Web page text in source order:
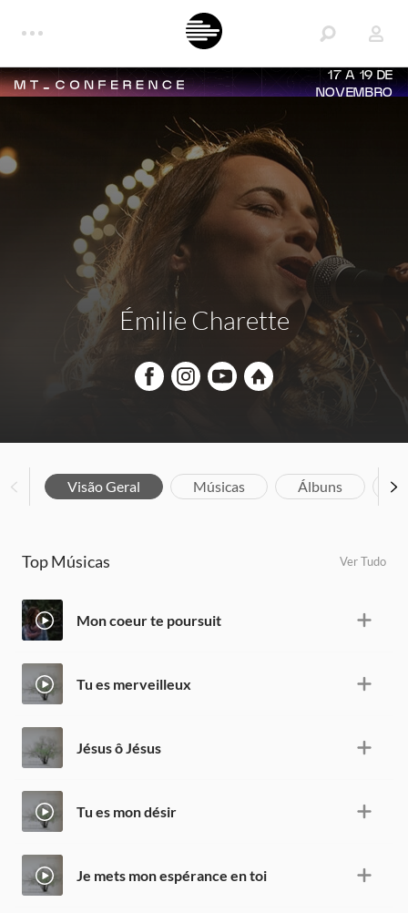
17 A 19 DE
NOVEMBRO
Émilie Charette
Visão Geral Músicas Álbuns
Top Músicas Ver Tudo
Mon coeur te poursuit
Tu es merveilleux
Jésus ô Jésus
Tu es mon désir
Je mets mon espérance en toi